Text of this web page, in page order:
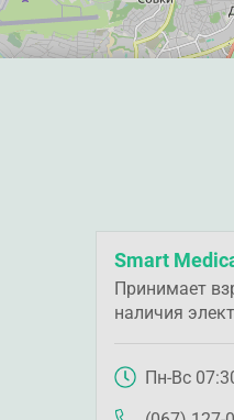
Smart
Принимает
наличия
Пн-Вс